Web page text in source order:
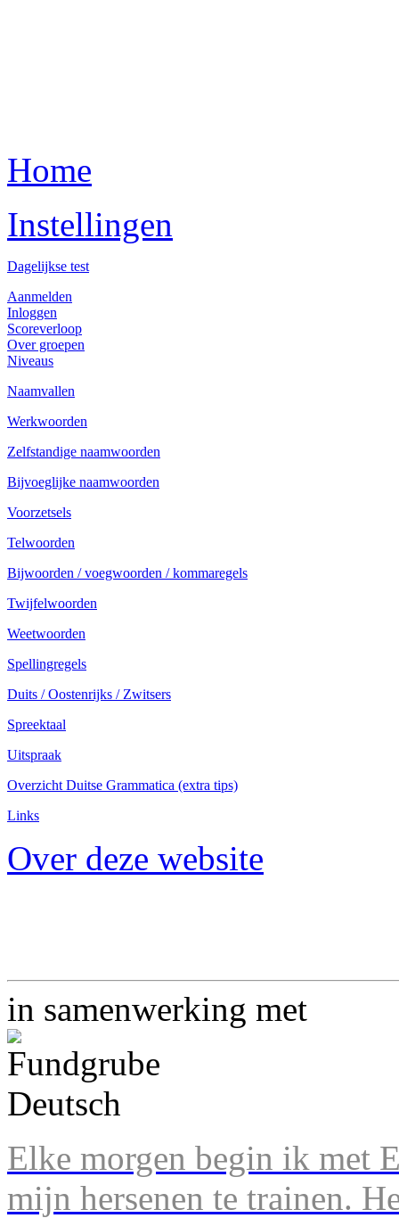
Home
Instellingen
Dagelijkse test
Aanmelden
Inloggen
Scoreverloop
Over groepen
Niveaus
Naamvallen
Werkwoorden
Zelfstandige naamwoorden
Bijvoeglijke naamwoorden
Voorzetsels
Telwoorden
Bijwoorden / voegwoorden / kommaregels
Twijfelwoorden
Weetwoorden
Spellingregels
Duits / Oostenrijks / Zwitsers
Spreektaal
Uitspraak
Overzicht Duitse Grammatica (extra tips)
Links
Over deze website
in samenwerking met
Elke morgen begin ik met
mijn hersenen te trainen.